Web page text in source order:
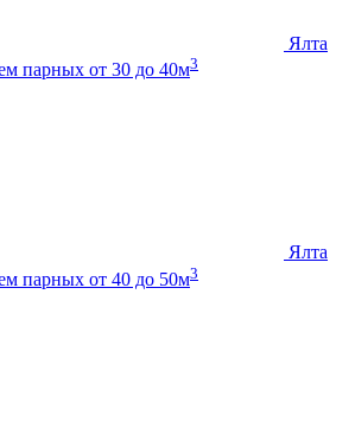
Ялта
парных от 30 до 40м3
Ялта
парных от 40 до 50м3